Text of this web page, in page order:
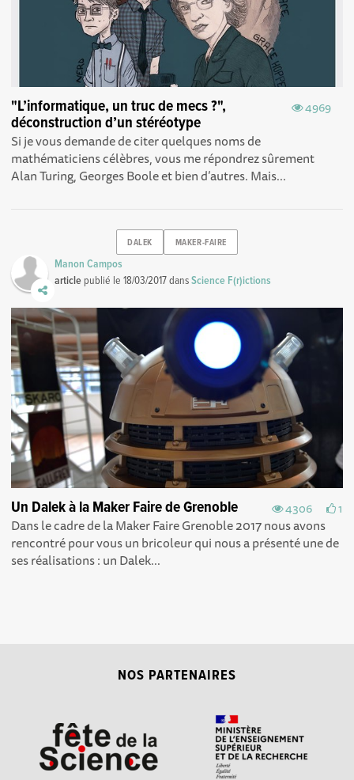
4969
"L’informatique, un truc de mecs ?",
déconstruction d’un stéréotype
Si je vous demande de citer quelques noms de
mathématiciens célèbres, vous me répondrez sûrement
Alan Turing, Georges Boole et bien d’autres. Mais...
DALEK MAKER-FAIRE
Manon Campos
article publié le18/03/2017dansScience F(r)ictions
4306 1
Un Dalek à la Maker Faire de Grenoble
Dans le cadre de la Maker Faire Grenoble 2017 nous avons
rencontré pour vous un bricoleur qui nous a présenté une de
ses réalisations : un Dalek...
NOS PARTENAIRES